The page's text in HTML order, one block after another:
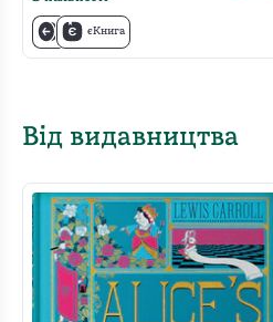
єКнига
Від видавництва